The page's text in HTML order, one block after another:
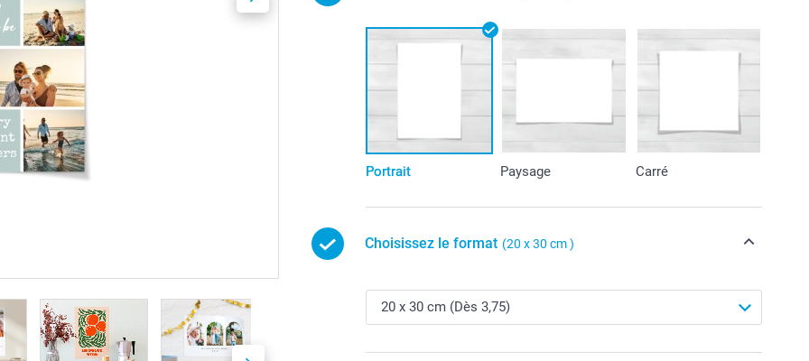
Portrait Paysage Carré
Choisissez le format (20 x 30 cm )